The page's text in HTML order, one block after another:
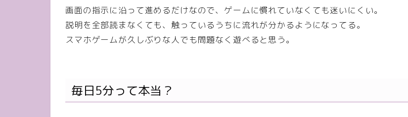
画面の指示に沿って進めるだけなので、ゲームに慣れていなくても迷いにくい。
説明を全部読まなくても、触っているうちに流れが分かるようになってる。
スマホゲームが久しぶりな人でも問題なく遊べると思う。
毎日5分って本当？